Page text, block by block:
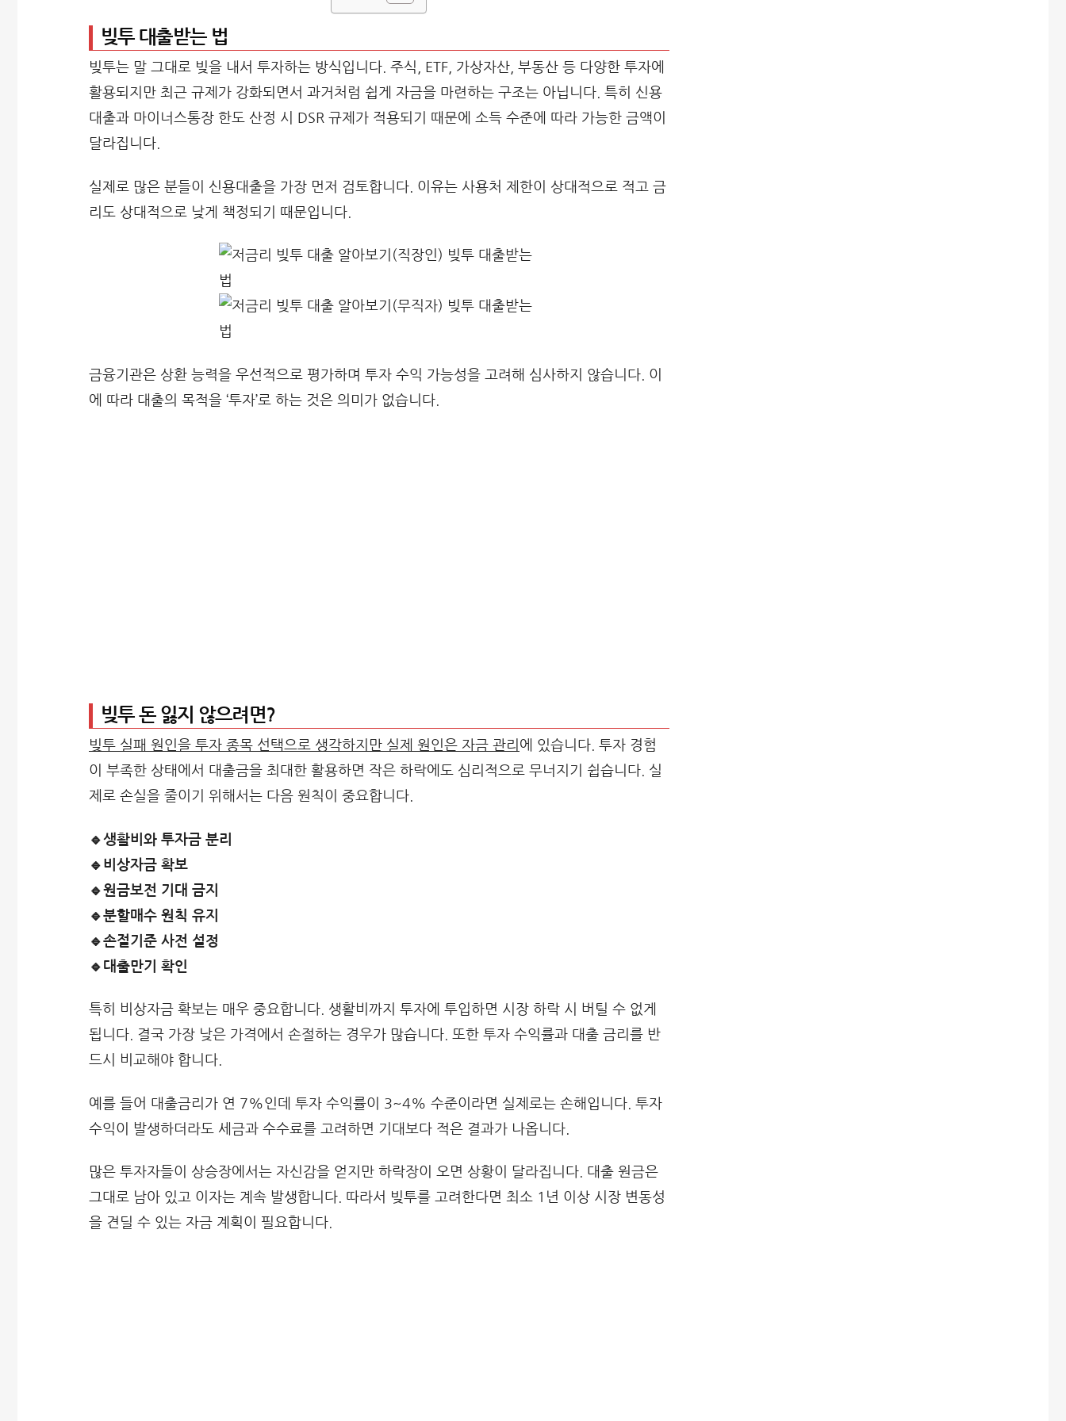
빚투 대출받는 법
빚투는 말 그대로 빚을 내서 투자하는 방식입니다. 주식, ETF, 가상자산, 부동산 등 다양한 투자에
활용되지만 최근 규제가 강화되면서 과거처럼 쉽게 자금을 마련하는 구조는 아닙니다. 특히 신용
대출과 마이너스통장 한도 산정 시 DSR 규제가 적용되기 때문에 소득 수준에 따라 가능한 금액이
달라집니다.
실제로 많은 분들이 신용대출을 가장 먼저 검토합니다. 이유는 사용처 제한이 상대적으로 적고 금
리도 상대적으로 낮게 책정되기 때문입니다.
금융기관은 상환 능력을 우선적으로 평가하며 투자 수익 가능성을 고려해 심사하지 않습니다. 이
에 따라 대출의 목적을 ‘투자’로 하는 것은 의미가 없습니다.
빚투 돈 잃지 않으려면?
빚투 실패 원인을 투자 종목 선택으로 생각하지만 실제 원인은 자금 관리 에 있습니다. 투자 경험
이 부족한 상태에서 대출금을 최대한 활용하면 작은 하락에도 심리적으로 무너지기 쉽습니다. 실
제로 손실을 줄이기 위해서는 다음 원칙이 중요합니다.
🔹생활비와 투자금 분리
🔹비상자금 확보
🔹원금보전 기대 금지
🔹분할매수 원칙 유지
🔹손절기준 사전 설정
🔹대출만기 확인
특히 비상자금 확보는 매우 중요합니다. 생활비까지 투자에 투입하면 시장 하락 시 버틸 수 없게
됩니다. 결국 가장 낮은 가격에서 손절하는 경우가 많습니다. 또한 투자 수익률과 대출 금리를 반
드시 비교해야 합니다.
예를 들어 대출금리가 연 7%인데 투자 수익률이 3~4% 수준이라면 실제로는 손해입니다. 투자
수익이 발생하더라도 세금과 수수료를 고려하면 기대보다 적은 결과가 나옵니다.
많은 투자자들이 상승장에서는 자신감을 얻지만 하락장이 오면 상황이 달라집니다. 대출 원금은
그대로 남아 있고 이자는 계속 발생합니다. 따라서 빚투를 고려한다면 최소 1년 이상 시장 변동성
을 견딜 수 있는 자금 계획이 필요합니다.